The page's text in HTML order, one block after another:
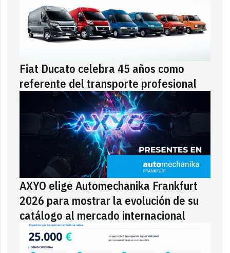
Fiat Ducato celebra 45 años como
referente del transporte profesional
AXYO elige Automechanika Frankfurt
2026 para mostrar la evolución de su
catálogo al mercado internacional